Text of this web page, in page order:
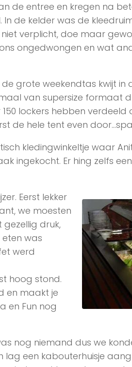
de entree en kregen na
In de kelder was de
verplicht, doe maar
ongedwongen en wat
grote weekendtas kwijt in
van supersize formaat
lockers hebben verdeeld
de hele tent even
kledingwinkeltje waar
ingekocht. Er hing zelfs
Eerst lekker
we moesten
druk,
was
werd
hoog stond.
en maakt je
en Fun nog
nog niemand dus we
lag een kabouterhuisje